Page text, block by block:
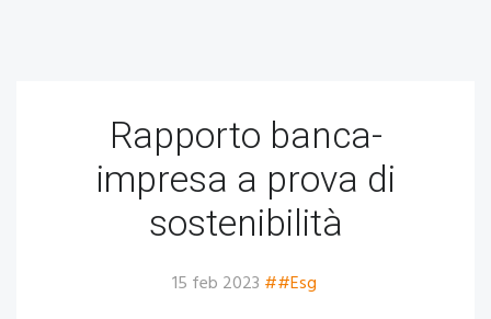
Rapporto banca-
impresa a prova di
sostenibilità
15 feb 2023 ##Esg